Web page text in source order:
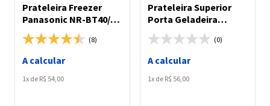
Prateleira Freezer
Panasonic NR-BT40/
NR-BT41/ NR-BT42/
NR-BT43
(8)
A calcular
1 R$ 54 00
Prateleira Superior
Porta Geladeira
Panasonic NR-BB53
(0)
A calcular
1 R$ 56 00